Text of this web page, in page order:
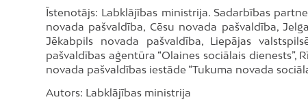
Īstenotājs: Labklājības ministrija. Sadarbības
novada pašvaldība, Cēsu novada pašvaldība,
Jēkabpils novada pašvaldība, Liepājas
pašvaldības aģentūra “Olaines sociālais dienests”,
novada pašvaldības iestāde “Tukuma novada
Autors: Labklājības ministrija